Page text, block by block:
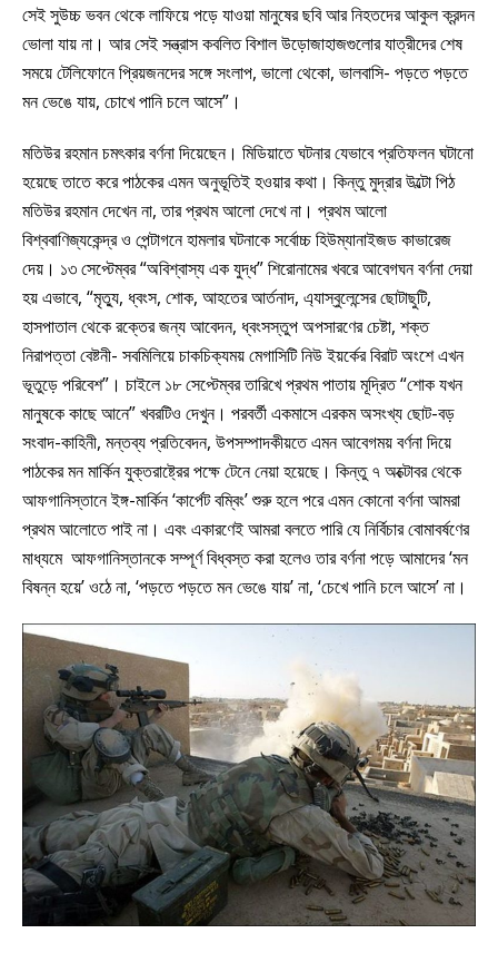
সেই সুউচ্চ ভবন থেকে লাফিয়ে পড়ে যাওয়া মানুষের ছবি আর নিহতদের আকুল ক্রন্দন
ভোলা যায় না। আর সেই সন্ত্রাস কবলিত বিশাল উড়োজাহাজগুলোর যাত্রীদের শেষ
সময়ে টেলিফোনে প্রিয়জনদের সঙ্গে সংলাপ, ভালো থেকো, ভালবাসি- পড়তে পড়তে
মন ভেঙে যায়, চোখে পানি চলে আসে”।
মতিউর রহমান চমৎকার বর্ণনা দিয়েছেন। মিডিয়াতে ঘটনার যেভাবে প্রতিফলন ঘটানো
হয়েছে তাতে করে পাঠকের এমন অনুভূতিই হওয়ার কথা। কিন্তু মুদ্রার উল্টো পিঠ
মতিউর রহমান দেখেন না, তার প্রথম আলো দেখে না। প্রথম আলো
বিশ্ববাণিজ্যকেন্দ্র ও পেন্টাগনে হামলার ঘটনাকে সর্বোচ্চ হিউম্যানাইজড কাভারেজ
দেয়। ১৩ সেপ্টেম্বর “অবিশ্বাস্য এক যুদ্ধ” শিরোনামের খবরে আবেগঘন বর্ণনা দেয়া
হয় এভাবে, “মৃত্যু, ধ্বংস, শোক, আহতের আর্তনাদ, এ্যাস্বুলেন্সের ছোটাছুটি,
হাসপাতাল থেকে রক্তের জন্য আবেদন, ধ্বংসস্তুপ অপসারণের চেষ্টা, শক্ত
নিরাপত্তা বেষ্টনী- সবমিলিয়ে চাকচিক্যময় মেগাসিটি নিউ ইয়র্কের বিরাট অংশে এখন
ভূতুড়ে পরিবেশ”। চাইলে ১৮ সেপ্টেম্বর তারিখে প্রথম পাতায় মূদ্রিত “শোক যখন
মানুষকে কাছে আনে” খবরটিও দেখুন। পরবর্তী একমাসে এরকম অসংখ্য ছোট-বড়
সংবাদ-কাহিনী, মন্তব্য প্রতিবেদন, উপসম্পাদকীয়তে এমন আবেগময় বর্ণনা দিয়ে
পাঠকের মন মার্কিন যুক্তরাষ্ট্রের পক্ষে টেনে নেয়া হয়েছে। কিন্তু ৭ অক্টোবর থেকে
আফগানিস্তানে ইঙ্গ-মার্কিন ‘কার্পেট বম্বিং’ শুরু হলে পরে এমন কোনো বর্ণনা আমরা
প্রথম আলোতে পাই না। এবং একারণেই আমরা বলতে পারি যে নির্বিচার বোমাবর্ষণের
মাধ্যমে আফগানিস্তানকে সম্পূর্ণ বিধ্বস্ত করা হলেও তার বর্ণনা পড়ে আমাদের ‘মন
বিষন্ন হয়ে’ ওঠে না, ‘পড়তে পড়তে মন ভেঙে যায়’ না, ‘চেখে পানি চলে আসে’ না।